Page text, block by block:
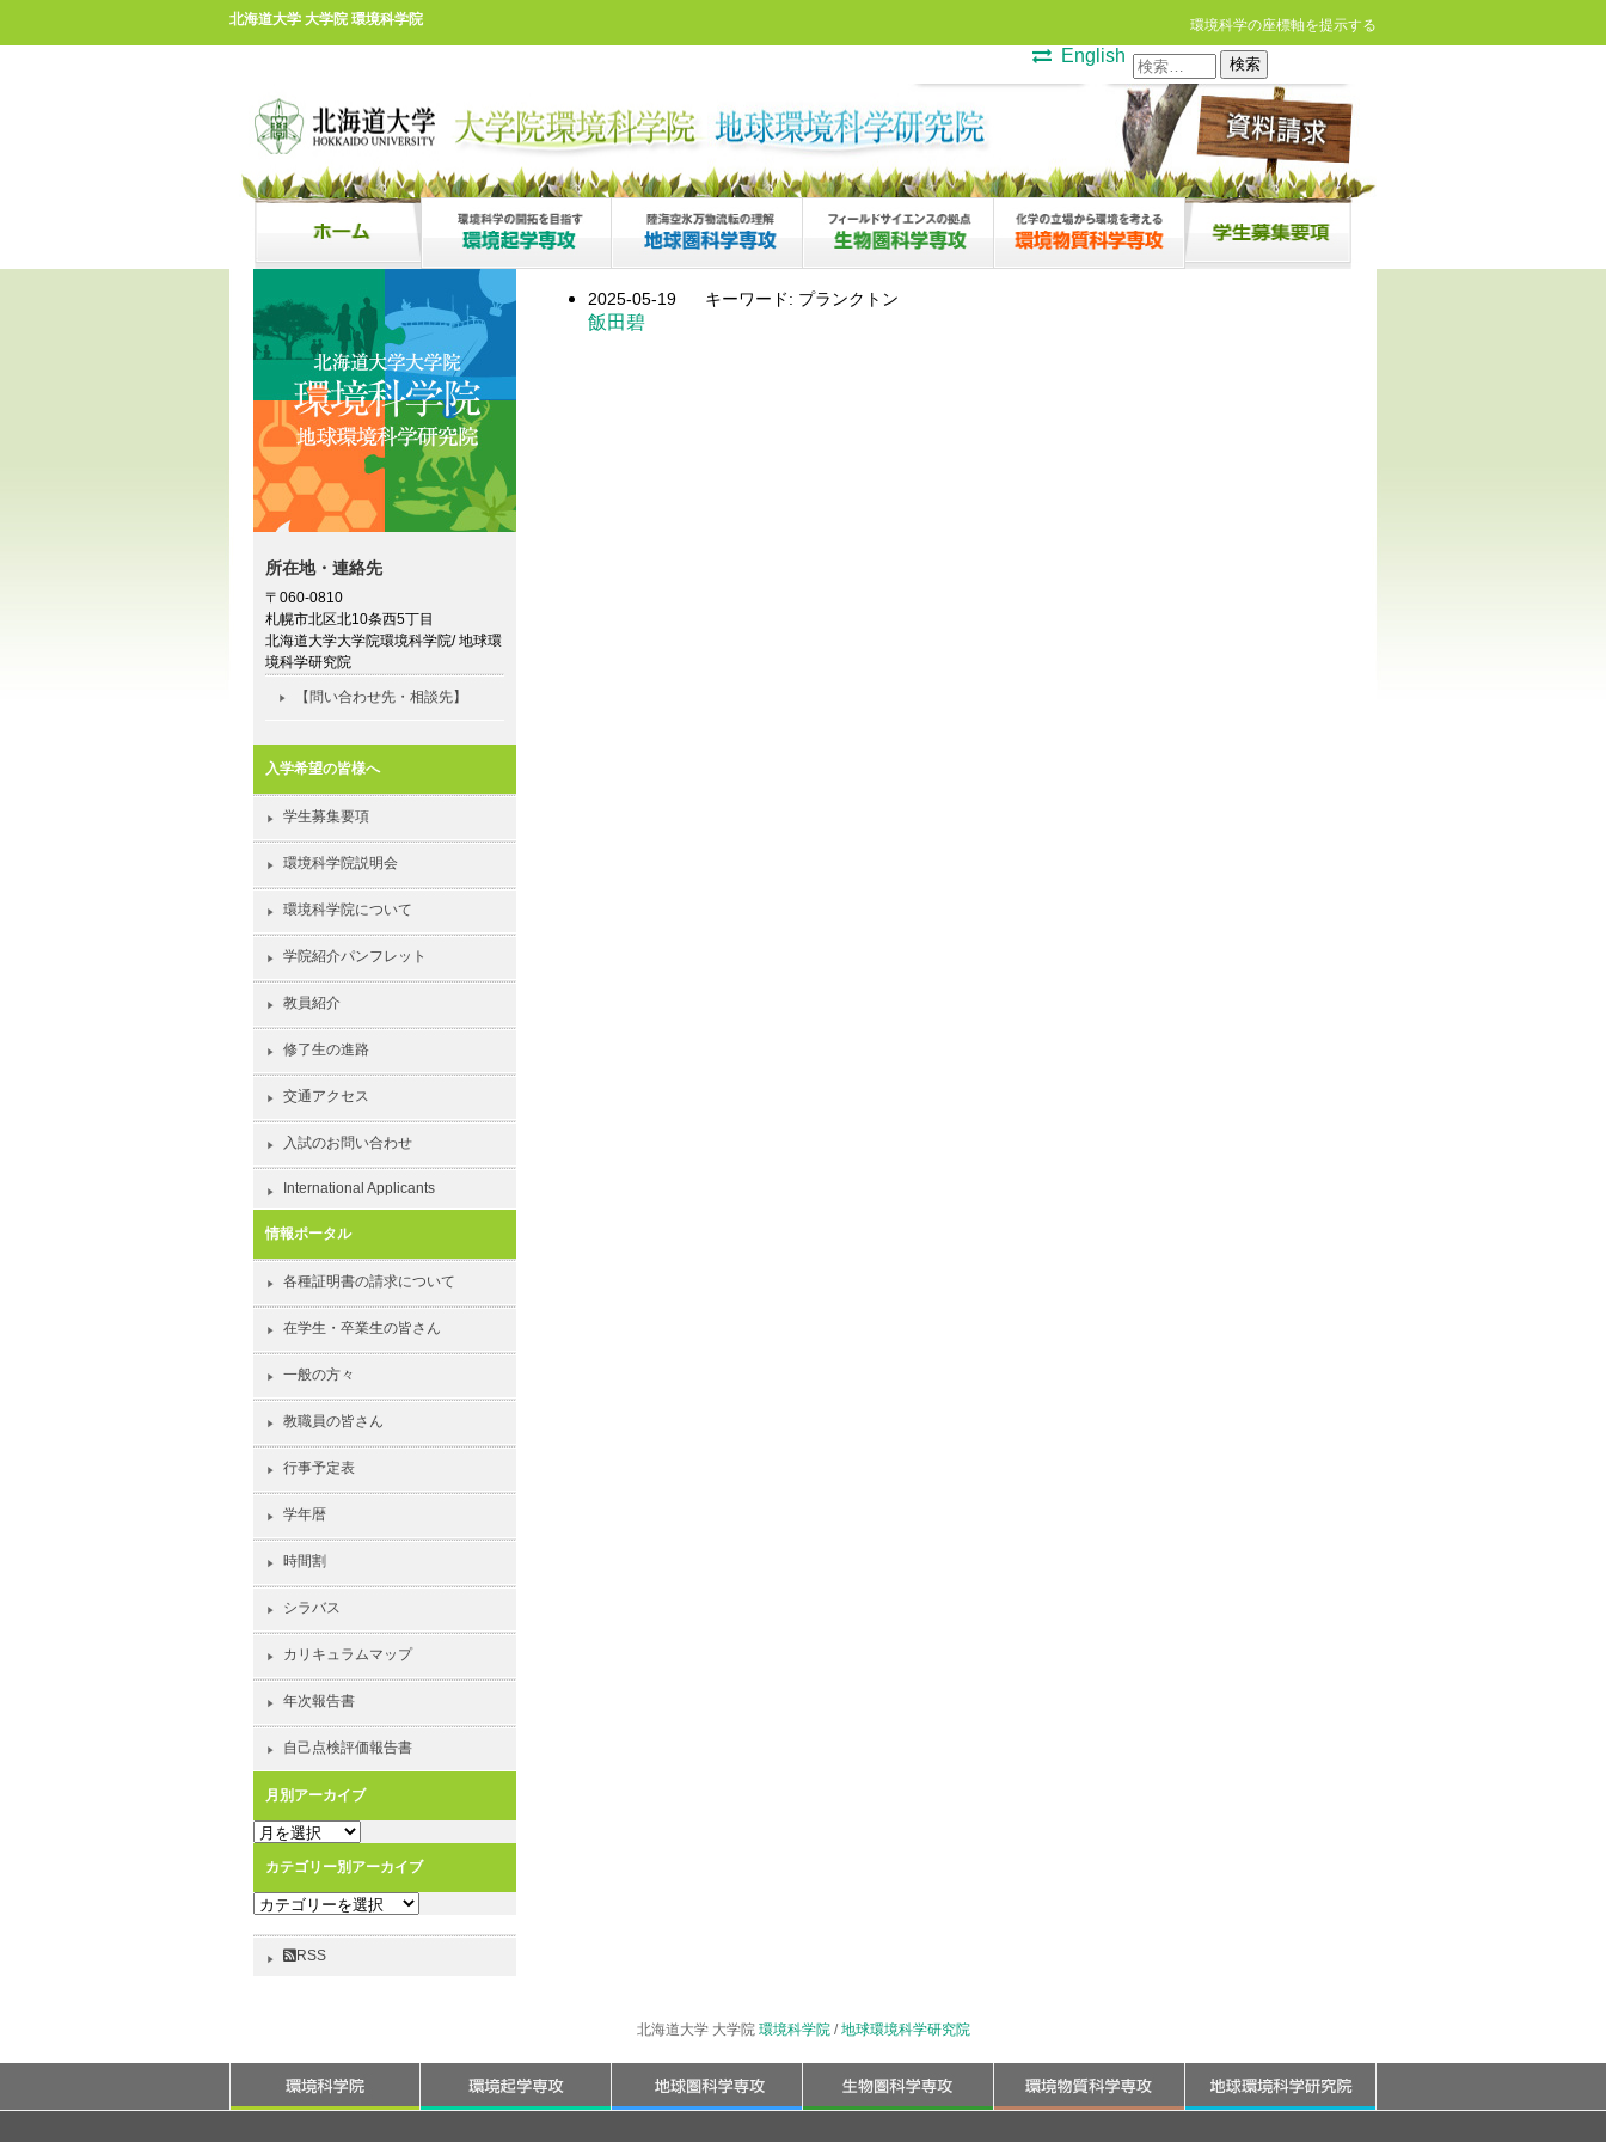
北海道大学 大学院 環境科学院 環境科学の座標軸を提示する
検
索:
English
2025-05-19 キーワード: プランクトン
飯田碧
所在地・連絡先
〒060-0810
札幌市北区北10条西5丁目
北海道大学大学院環境科学院/ 地球環
境科学研究院
【問い合わせ先・相談先】
入学希望の皆様へ
学生募集要項
環境科学院説明会
環境科学院について
学院紹介パンフレット
教員紹介
修了生の進路
交通アクセス
入試のお問い合わせ
International Applicants
情報ポータル
各種証明書の請求について
在学生・卒業生の皆さん
一般の方々
教職員の皆さん
行事予定表
学年暦
時間割
シラバス
カリキュラムマップ
年次報告書
自己点検評価報告書
月別アーカイブ
月
ー
カ
イ
カテゴリー別アーカイブ
カ
ゴ
カ
RSS
北海道大学 大学院 環境科学院/地球環境科学研究院